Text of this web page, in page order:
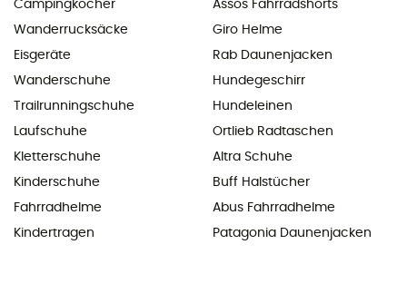
Campingkocher
Wanderrucksäcke
Eisgeräte
Wanderschuhe
Trailrunningschuhe
Laufschuhe
Kletterschuhe
Kinderschuhe
Fahrradhelme
Kindertragen
Assos Fahrradshorts
Giro Helme
Rab Daunenjacken
Hundegeschirr
Hundeleinen
Ortlieb Radtaschen
Altra Schuhe
Buff Halstücher
Abus Fahrradhelme
Patagonia Daunenjacken